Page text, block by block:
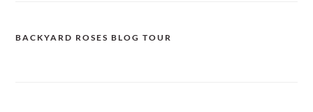
BACKYARD ROSES BLOG TOUR